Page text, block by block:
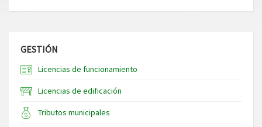
GESTIÓN
Licencias de funcionamiento
Licencias de edificación
Tributos municipales